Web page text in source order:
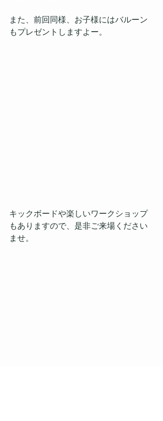
また、前回同様、お子様にはバルーン
もプレゼントしますよー。
キックボードや楽しいワークショップ
もありますので、是非ご来場ください
ませ。